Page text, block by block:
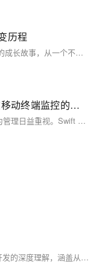
历程
归纳起来，Swift的发展过程就像一个乡村孩子的成长故事，从一个不谙世事的孩子，通过不懈的学习和实践，让自身的潜力得到最大的发挥，最终成为了社会中有实力的一份子。而这个故事还在继续，让我们共同期待Swift未来的激动人心的篇章！
企业上网行为管理软件：Swift 语言在移动终端监控的拓展
在数字化时代，企业对员工移动终端的上网行为管理日益重视。Swift 语言在移动终端监控中展现出独特优势，包括网络状态监测、应用使用跟踪及网页浏览行为监控等功能，有效助力企业确保信息安全和提高工作效率。
本文旨在为开发者提供对Swift语言在iOS平台开发的深度理解，涵盖从基础语法到高级特性的全面分析。通过具体案例和代码示例，揭示Swift如何简化编程过程、提高代码效率，并促进iOS应用的创新。文章不仅适合初学者作为入门指南，也适合有经验的开发者深化对Swift语言的认识。